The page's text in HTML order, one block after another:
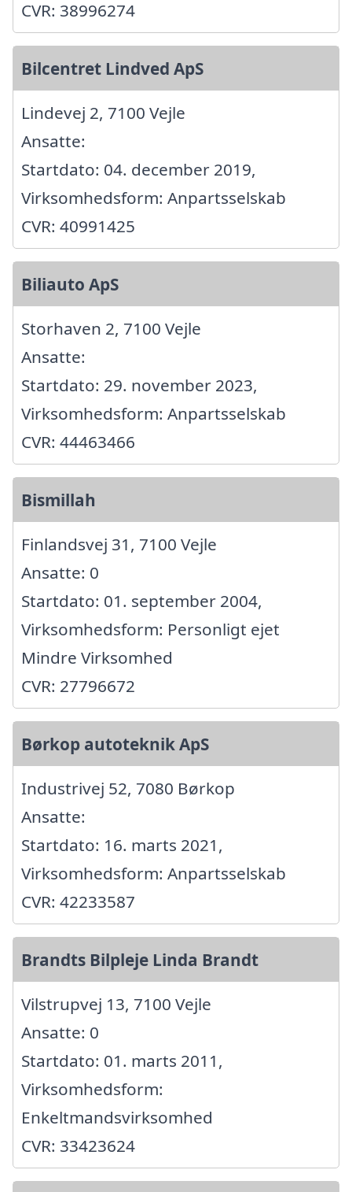
CVR: 38996274
Bilcentret Lindved ApS
Lindevej 2, 7100 Vejle
Ansatte:
Startdato: 04. december 2019,
Virksomhedsform: Anpartsselskab
CVR: 40991425
Biliauto ApS
Storhaven 2, 7100 Vejle
Ansatte:
Startdato: 29. november 2023,
Virksomhedsform: Anpartsselskab
CVR: 44463466
Bismillah
Finlandsvej 31, 7100 Vejle
Ansatte: 0
Startdato: 01. september 2004,
Virksomhedsform: Personligt ejet
Mindre Virksomhed
CVR: 27796672
Børkop autoteknik ApS
Industrivej 52, 7080 Børkop
Ansatte:
Startdato: 16. marts 2021,
Virksomhedsform: Anpartsselskab
CVR: 42233587
Brandts Bilpleje Linda Brandt
Vilstrupvej 13, 7100 Vejle
Ansatte: 0
Startdato: 01. marts 2011,
Virksomhedsform:
Enkeltmandsvirksomhed
CVR: 33423624